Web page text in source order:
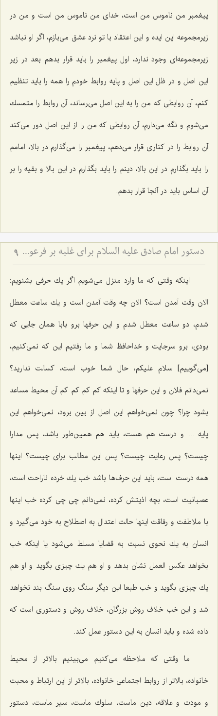
پیغمبر من ناموس من است، خدای من ناموس من است و من در
زیرمجموعه این ایده و این اعتقاد با تو نرد عشق می‌بازم، اگر او نباشد
زیرمجموعه‌ای وجود ندارد، اول پیغمبر را باید قرار بدهم بعد در زیر
این اصل و در ظل این اصل و پایه روابط خودم را همه را باید تنظیم
كنم، آن روابطی كه من را به این اصل می‌رساند، آن روابط را متمسك
می‌شوم و نگه می‌دارم، آن روابطی كه من را از این اصل دور می‌كند
آن روابط را در كناری قرار می‌دهم، پیغمبر را می‌گذارم در بالا، امامم
را باید بگذارم در این بالا، دینم را باید بگذارم در این بالا و بقیه را بر
آن اساس باید در آنجا قرار بدهم.
دستور امام صادق علیه السلام برای غلبه بر فرعونیت نفس 9
اینكه وقتی كه ما وارد منزل می‌شویم اگر یك حرفی بشنویم:
الان وقت آمدن است؟ الان چه وقت آمدن است و یك ساعت معطل
شدم، دو ساعت معطل شدم و این حرفها برو بابا همان جایی كه
بودی، برو سرجایت و خداحافظ شما و ما رفتیم این كه نمی‌كنیم،
[می‌گوییم‌] سلام علیكم، حال شما خوب است، كسالت ندارید؟
نمی‌دانم فلان و این حرفها و تا اینكه كم كم كم كم آن محیط مساعد
بشود چرا؟ چون نمی‌خواهم این اصل از بین برود، نمی‌خواهم این
پایه ... و درست هم هست، باید هم همین‌طور باشد، پس مدارا
چیست؟ پس رعایت چیست؟ پس این مطالب برای چیست؟ اینها
همه درست است، باید این حرف‌ها باشد خب یك خرده ناراحت است،
عصبانیت است، بچه اذیتش كرده، نمی‌دانم چی چی كرده خب اینها
با ملاطفت و رفاقت اینها حالت اعتدال به اصطلاح به خود می‌گیرد و
انسان به یك نحوی نسبت به قضایا مسلط می‌شود یا اینكه خب
بخواهد عكس العمل نشان بدهد و او هم یك چیزی بگوید و او هم
یك چیزی بگوید و خب طبعا این دیگر سنگ روی سنگ بند نخواهد
شد و این خب خلاف روش بزرگان، خلاف روش و دستوری است كه
داده شده و باید انسان به این دستور عمل كند.
ما وقتی كه ملاحظه می‌كنیم می‌بینیم بالاتر از محیط
خانواده، بالاتر از روابط اجتماعی خانواده، بالاتر از این ارتباط و محبت
و مودت و علاقه، دین ماست، سلوك ماست، سیر ماست، دستور